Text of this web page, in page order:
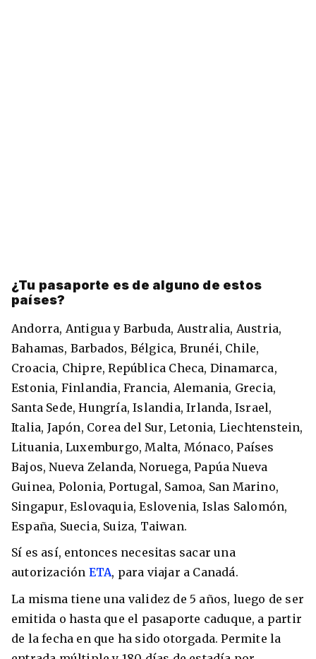
¿Tu pasaporte es de alguno de estos
países?
Andorra, Antigua y Barbuda, Australia, Austria,
Bahamas, Barbados, Bélgica, Brunéi, Chile,
Croacia, Chipre, República Checa, Dinamarca,
Estonia, Finlandia, Francia, Alemania, Grecia,
Santa Sede, Hungría, Islandia, Irlanda, Israel,
Italia, Japón, Corea del Sur, Letonia, Liechtenstein,
Lituania, Luxemburgo, Malta, Mónaco, Países
Bajos, Nueva Zelanda, Noruega, Papúa Nueva
Guinea, Polonia, Portugal, Samoa, San Marino,
Singapur, Eslovaquia, Eslovenia, Islas Salomón,
España, Suecia, Suiza, Taiwan.
Sí es así, entonces necesitas sacar una
autorización ETA, para viajar a Canadá.
La misma tiene una validez de 5 años, luego de ser
emitida o hasta que el pasaporte caduque, a partir
de la fecha en que ha sido otorgada. Permite la